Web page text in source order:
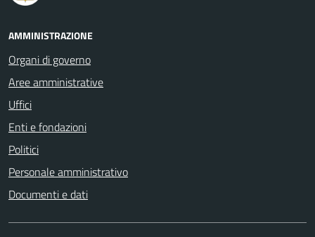
AMMINISTRAZIONE
Organi di governo
Aree amministrative
Uffici
Enti e fondazioni
Politici
Personale amministrativo
Documenti e dati